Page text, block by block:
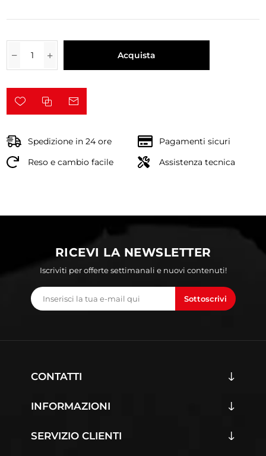
Acquista
Spedizione in 24 ore
Pagamenti sicuri
Reso e cambio facile
Assistenza tecnica
RICEVI LA NEWSLETTER
Iscriviti per offerte settimanali e nuovi contenuti!
Sottoscrivi
CONTATTI
INFORMAZIONI
SERVIZIO CLIENTI